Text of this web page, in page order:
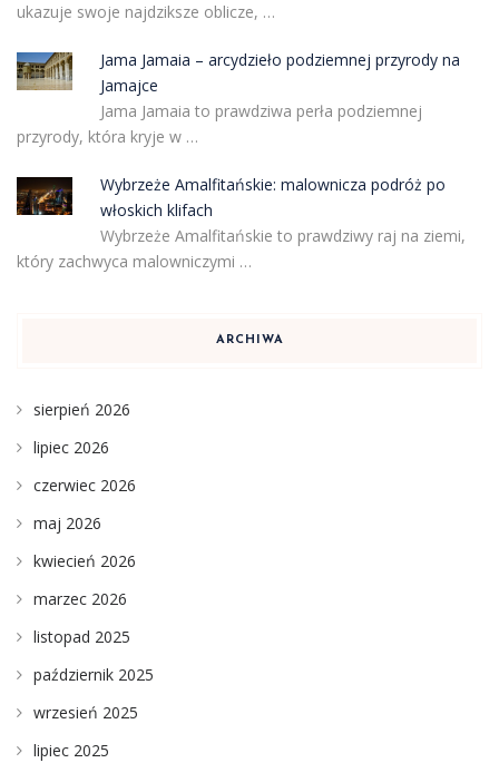
ukazuje swoje najdziksze oblicze, …
Jama Jamaia – arcydzieło podziemnej przyrody na
Jamajce
Jama Jamaia to prawdziwa perła podziemnej
przyrody, która kryje w …
Wybrzeże Amalfitańskie: malownicza podróż po
włoskich klifach
Wybrzeże Amalfitańskie to prawdziwy raj na ziemi,
który zachwyca malowniczymi …
ARCHIWA
sierpień 2026
lipiec 2026
czerwiec 2026
maj 2026
kwiecień 2026
marzec 2026
listopad 2025
październik 2025
wrzesień 2025
lipiec 2025